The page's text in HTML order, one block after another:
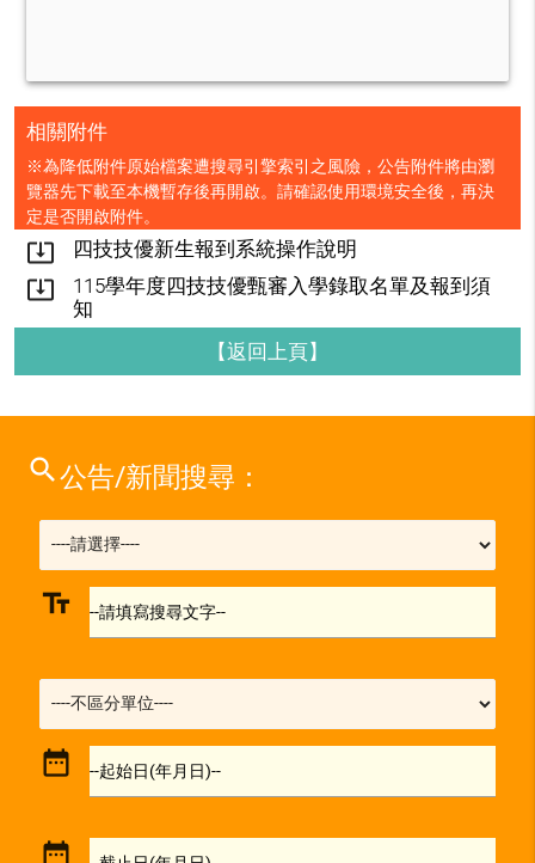
相關附件
※為降低附件原始檔案遭搜尋引擎索引之風險，公告附件將由瀏
覽器先下載至本機暫存後再開啟。請確認使用環境安全後，再決
定是否開啟附件。
system_update_alt 四技技優新生報到系統操作說明
system_update_alt
115學年度四技技優甄審入學錄取名單及報到須
知
【返回上頁】
search公告/新聞搜尋：
text_fields --請填寫搜尋文字--
date_range --起始日(年月日)--
date_range